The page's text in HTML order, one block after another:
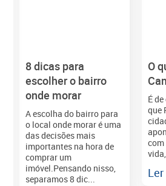
8 dicas para
escolher o bairro
onde morar
A escolha do bairro para
o local onde morar é uma
das decisões mais
importantes na hora de
comprar um
imóvel.Pensando nisso,
separamos 8 dic...
O que é que o
É
que